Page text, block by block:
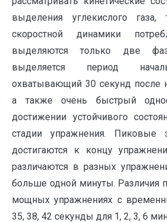
выделения углекислого
скоростной динамики
выделяются только две
выделяется период
охватывающий 30 секунд после
а также очень быстрый
достижении устойчивого
стадии упражнения. Пиковые
достигаются к концу
различаются в разных
больше одной минуты. Различия
мощных упражнениях с
35, 38, 42 секунды для 1, 2, 3, 6